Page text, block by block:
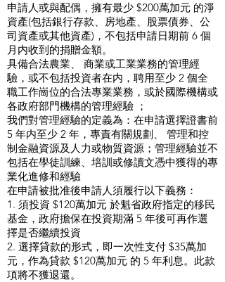
申請人或與配偶，擁有最少 $200萬加元 的淨
資產(包括銀行存款、房地產、股票債券、公
司資產或其他資產)，不包括申請日期前 6 個
月内收到的捐贈金額。
具備合法農業、 商業或工業業務的管理經
驗，或不包括投資者在内，聘用至少 2 個全
職工作崗位的合法專業業務，或於國際機構或
各政府部門機構的管理經驗 ；
我們對管理經驗的定義為：在申請選擇證書前
5 年内至少 2 年，專責有關規劃、 管理和控
制金融資源及人力或物質資源；管理經驗並不
包括在學徒訓練、培訓或修讀文憑中獲得的專
業化進修和經驗
​在申請被批准後申請人須履行以下義務：
1. 須投資 $120萬加元 於魁省政府指定的移民
基金，政府擔保在投資期滿 5 年後可再作選
擇是否繼續投資
2. 選擇貸款的形式，即一次性支付 $35萬加
元，作為貸款 $120萬加元 的 5 年利息。此款
項將不獲退還。